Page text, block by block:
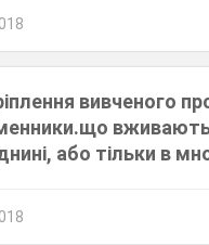
вивченого
або тільки в